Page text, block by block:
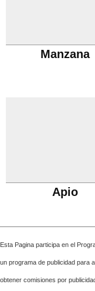
Manzana
Apio
Esta Pagina participa en el
un programa de publicidad para
obtener comisiones por